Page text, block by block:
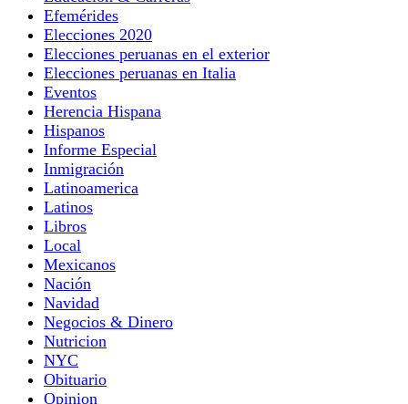
Efemérides
Elecciones 2020
Elecciones peruanas en el exterior
Elecciones peruanas en Italia
Eventos
Herencia Hispana
Hispanos
Informe Especial
Inmigración
Latinoamerica
Latinos
Libros
Local
Mexicanos
Nación
Navidad
Negocios & Dinero
Nutricion
NYC
Obituario
Opinion